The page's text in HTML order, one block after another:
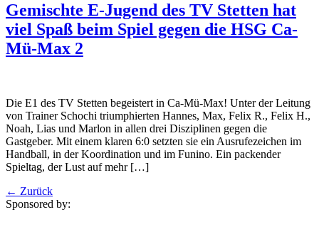
Gemischte E-Jugend des TV Stetten hat
viel Spaß beim Spiel gegen die HSG Ca-
Mü-Max 2
Die E1 des TV Stetten begeistert in Ca-Mü-Max! Unter der Leitung
von Trainer Schochi triumphierten Hannes, Max, Felix R., Felix H.,
Noah, Lias und Marlon in allen drei Disziplinen gegen die
Gastgeber. Mit einem klaren 6:0 setzten sie ein Ausrufezeichen im
Handball, in der Koordination und im Funino. Ein packender
Spieltag, der Lust auf mehr […]
← Zurück
Sponsored by: